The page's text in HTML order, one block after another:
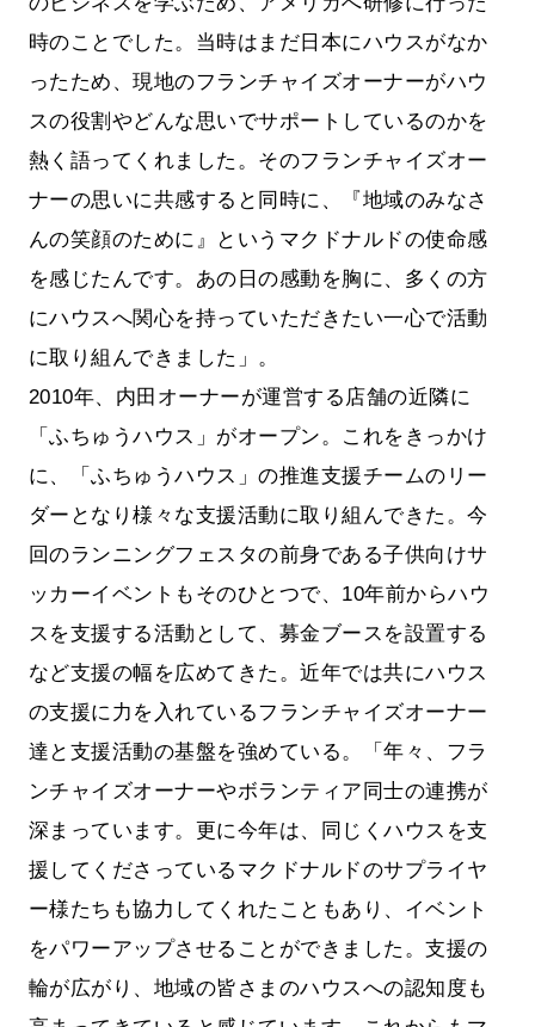
時のことでした。当時はまだ日本にハウスがなか
ったため、現地のフランチャイズオーナーがハウ
スの役割やどんな思いでサポートしているのかを
熱く語ってくれました。そのフランチャイズオー
ナーの思いに共感すると同時に、『地域のみなさ
んの笑顔のために』というマクドナルドの使命感
を感じたんです。あの日の感動を胸に、多くの方
にハウスへ関心を持っていただきたい一心で活動
に取り組んできました」。
2010年、内田オーナーが運営する店舗の近隣に
「ふちゅうハウス」がオープン。これをきっかけ
に、「ふちゅうハウス」の推進支援チームのリー
ダーとなり様々な支援活動に取り組んできた。今
回のランニングフェスタの前身である子供向けサ
ッカーイベントもそのひとつで、10年前からハウ
スを支援する活動として、募金ブースを設置する
など支援の幅を広めてきた。近年では共にハウス
の支援に力を入れているフランチャイズオーナー
達と支援活動の基盤を強めている。「年々、フラ
ンチャイズオーナーやボランティア同士の連携が
深まっています。更に今年は、同じくハウスを支
援してくださっているマクドナルドのサプライヤ
ー様たちも協力してくれたこともあり、イベント
をパワーアップさせることができました。支援の
輪が広がり、地域の皆さまのハウスへの認知度も